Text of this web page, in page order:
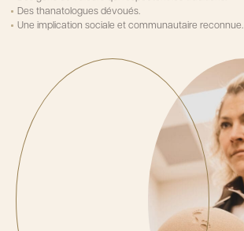
Des thanatologues dévoués.
Une implication sociale et communautaire reconnue.